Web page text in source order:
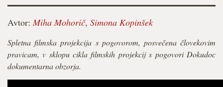
Avtor:Miha Mohorič, Simona Kopinšek
Spletna filmska projekcija s pogovorom, posvečena človekovim
pravicam, v sklopu cikla filmskih projekcij s pogovori Dokudoc
dokumentarna obzorja.